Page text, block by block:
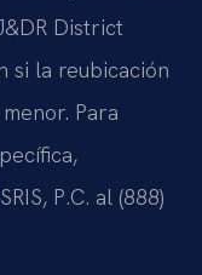
District
si la reubicación
Para
P.C. al (888)